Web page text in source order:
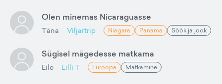
Olen minemas Nicaraguasse
Täna Viljartrip Niagara Panama Söök ja jook
Sügisel mägedesse matkama
Eile Lilli T Euroopa Matkamine